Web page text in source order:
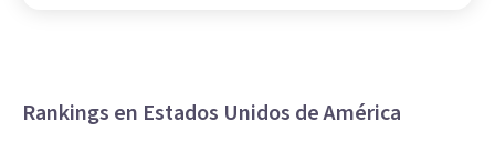
Rankings en Estados Unidos de América